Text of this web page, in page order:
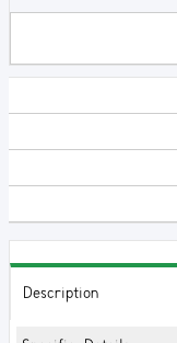
Description